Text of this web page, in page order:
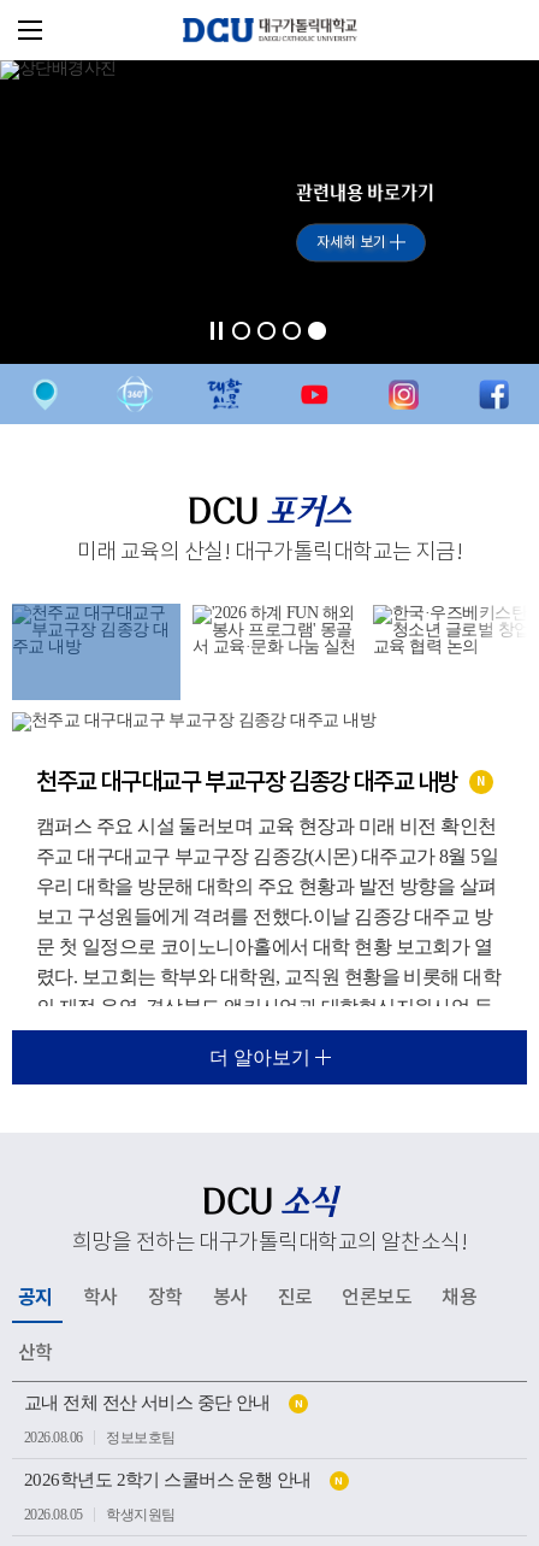
관련내용 바로가기
자세히 보기
DCU 포커스
미래 교육의 산실 ! 대구가톨릭대학교는 지금!
천주교 대구대교구 부교구장 김종강 대주교 내방 N
캠퍼스 주요 시설 둘러보며 교육 현장과 미래 비전 확인천
주교 대구대교구 부교구장 김종강(시몬) 대주교가 8월 5일
우리 대학을 방문해 대학의 주요 현황과 발전 방향을 살펴
보고 구성원들에게 격려를 전했다.이날 김종강 대주교 방
문 첫 일정으로 코이노니아홀에서 대학 현황 보고회가 열
렸다. 보고회는 학부와 대학원, 교직원 현황을 비롯해 대학
의 재정 운영, 경상북도 앵커사업과 대학혁신지원사업 등
주요 재정지원사업, 외국인 유학생 지원 현황에 대한 보고
가 진행되었다.이를 통해 우리 대학이 교육환경 변화에 대
학의 지속적인 발전과 구성원 모두를 위해 강복했다.이어
성당과 중앙도서관, 모빌리티체험관, 기숙사, 박물관 등 효
성캠퍼스 주요 시설을 둘러보며 학생들의 교육과 생활이
간직한 공간부터 미래 산업 인재 양성을 위한 교육시설까
지 폭넓게 방문하며 우리 대학의 교육환경과 발전상을 확
인했다.이번 방문은 사랑과 봉사의 교육이념을 바탕으로
인재를 양성해 온 우리 대학의 교육 방향을 공유하고, 교구
와 대학이 미래 발전을 위해 지속적으로 협력하는 뜻깊은
계기가 되었다.
더 알아보기
DCU 소식
희망을 전하는 대구가톨릭대학교의 알찬소식 !
공지 학사 장학 봉사 진로 언론보도 채용
산학
지
식
목
록
교내 전체 전산 서비스 중단 안내 N
2026.08.06 정보보호팀
2026학년도 2학기 스쿨버스 운행 안내 N
2026.08.05 학생지원팀